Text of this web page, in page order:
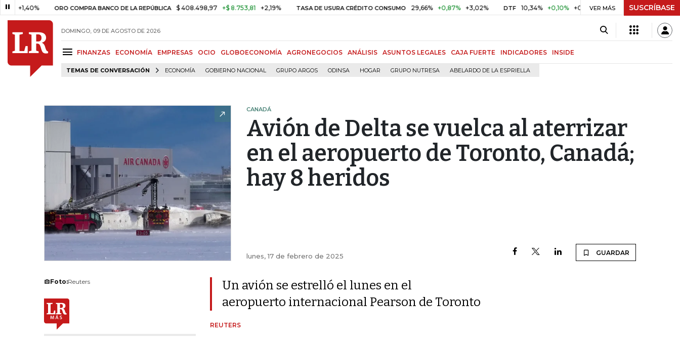
ORO COMPRA BANCO DE LA REPÚBLICA $ 408.498,97 +$ 8.753,81 +2,19% TASA DE USURA CRÉDITO CONSUMO 29,66% +0,87% +3,02% DTF 10,34% +0,10% +0,98% UVR $ 417,01 +$ 0,05
VER MÁS SUSCRÍBASE
DOMINGO, 09 DE AGOSTO DE 2026
FINANZAS ECONOMÍA EMPRESAS OCIO GLOBOECONOMÍA AGRONEGOCIOS ANÁLISIS ASUNTOS LEGALES CAJA FUERTE INDICADORES INSIDE
TEMAS DE CONVERSACIÓN ECONOMÍA GOBIERNO NACIONAL GRUPO ARGOS ODINSA HOGAR GRUPO NUTRESA ABELARDO DE LA ESPRIELLA
CANADÁ
Avión de Delta se vuelca al aterrizar
en el aeropuerto de Toronto, Canadá;
hay 8 heridos
lunes, 17 de febrero de 2025 GUARDAR
Foto:Reuters
Un avión se estrelló el lunes en el
aeropuerto internacional Pearson de Toronto
REUTERS